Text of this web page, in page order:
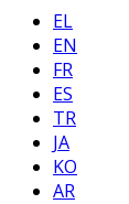
EL
EN
FR
ES
TR
JA
KO
AR